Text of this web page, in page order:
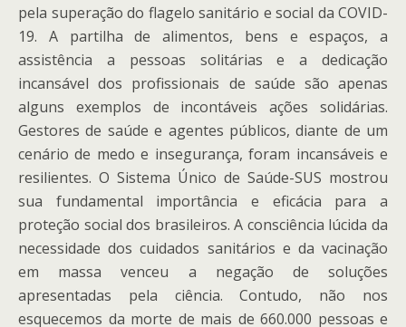
pela superação do flagelo sanitário e social da COVID-
19. A partilha de alimentos, bens e espaços, a
assistência a pessoas solitárias e a dedicação
incansável dos profissionais de saúde são apenas
alguns exemplos de incontáveis ações solidárias.
Gestores de saúde e agentes públicos, diante de um
cenário de medo e insegurança, foram incansáveis e
resilientes. O Sistema Único de Saúde-SUS mostrou
sua fundamental importância e eficácia para a
proteção social dos brasileiros. A consciência lúcida da
necessidade dos cuidados sanitários e da vacinação
em massa venceu a negação de soluções
apresentadas pela ciência. Contudo, não nos
esquecemos da morte de mais de 660.000 pessoas e